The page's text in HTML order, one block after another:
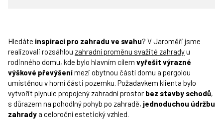
Hledáte inspiraci pro zahradu ve svahu? V Jaroměři jsme
realizovali rozsáhlou zahradní proměnu svažité zahradyu
rodinného domu, kde bylo hlavním cílem vyřešit výrazné
výškové převýšenímezi obytnou částí domu a pergolou
umístěnou v horní části pozemku. Požadavkem klienta bylo
vytvořit plynule propojený zahradní prostor bez stavby schodů,
s důrazem na pohodlný pohyb po zahradě, jednoduchou údržbu
zahrady a celoroční estetický vzhled.